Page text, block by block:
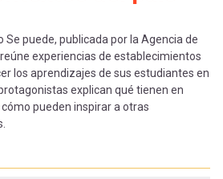
Se puede, publicada por la Agencia de
experiencias de establecimientos
los aprendizajes de sus estudiantes en
explican qué tienen en
pueden inspirar a otras